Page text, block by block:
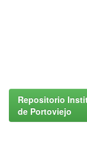
Repositorio
de Portoviejo